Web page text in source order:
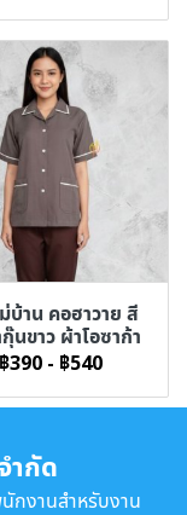
บ้าน คอฮาวาย สี
กุ๊นขาว ผ้าโอซาก้า
฿390 - ฿540
ำกัด
งานสำหรับงาน